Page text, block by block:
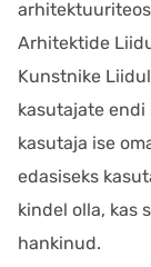
Arhitektide
Kunstnike
kasutajate endi
kasutaja ise
edasiseks
kindel olla, kas
hankinud.